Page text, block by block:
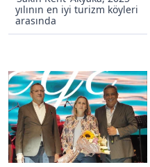
yılının en iyi turizm köyleri
arasında